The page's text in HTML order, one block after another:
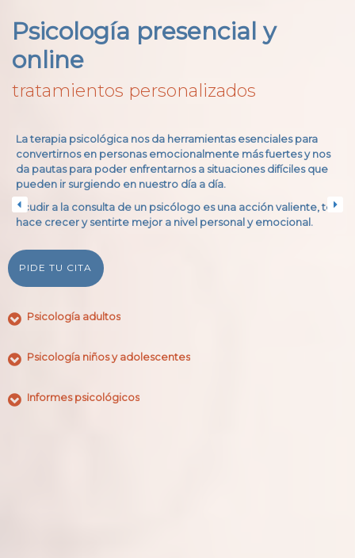
Psicología presencial y
online
tratamientos personalizados
La terapia psicológica nos da herramientas esenciales para
convertirnos en personas emocionalmente más fuertes y nos
da pautas para poder enfrentarnos a situaciones difíciles que
pueden ir surgiendo en nuestro día a día.
Acudir a la consulta de un psicólogo es una acción valiente, te
hace crecer y sentirte mejor a nivel personal y emocional.
PIDE TU CITA
Psicología adultos
Psicología niños y adolescentes
Informes psicológicos